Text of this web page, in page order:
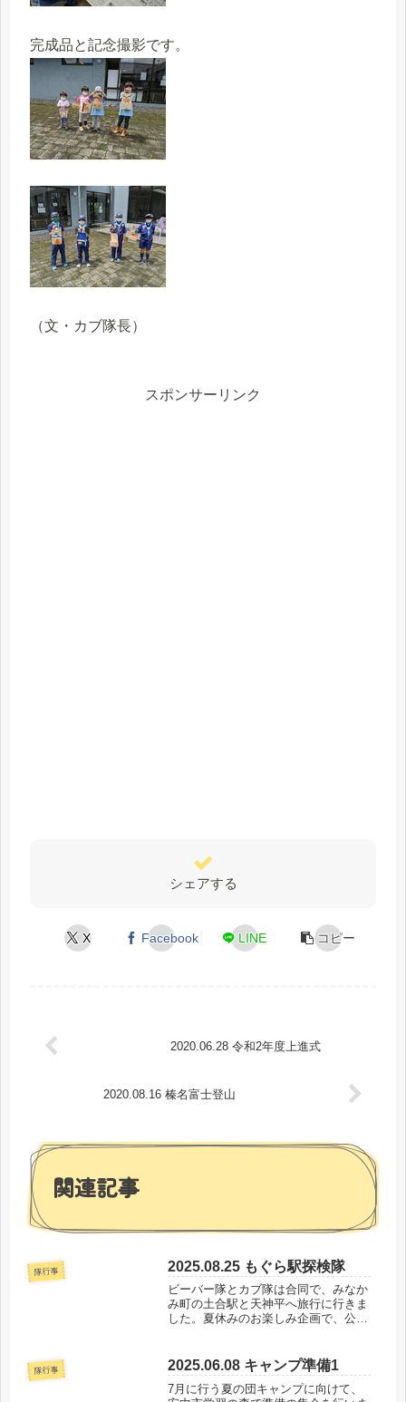
完成品と記念撮影です。
（文・カブ隊長）
スポンサーリンク
シェアする
X Facebook LINE コピー
2020.06.28 令和2年度上進式
2020.08.16 榛名富士登山
関連記事
隊行事 2025.08.25 もぐら駅探検隊
ビーバー隊とカブ隊は合同で、みなか
み町の土合駅と天神平へ旅行に行きま
した。夏休みのお楽しみ企画で、公共
カウトたち。電車に乗る機会はほとん
どないようです。JR信越線や上信電
鉄...
隊行事 2025.06.08 キャンプ準備1
7月に行う夏の団キャンプに向けて、